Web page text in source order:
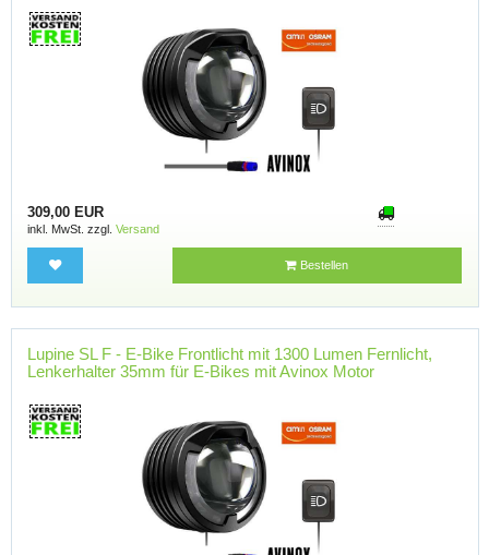
309,00 EUR
inkl. MwSt. zzgl. Versand
Bestellen
Lupine SL F - E-Bike Frontlicht mit 1300 Lumen Fernlicht,
Lenkerhalter 35mm für E-Bikes mit Avinox Motor